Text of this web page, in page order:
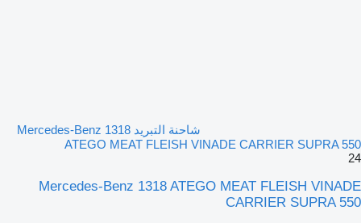
شاحنة التبريد Mercedes-Benz 1318
ATEGO MEAT FLEISH VINADE CARRIER SUPRA 550
24
Mercedes-Benz 1318 ATEGO MEAT FLEISH VINADE
CARRIER SUPRA 550